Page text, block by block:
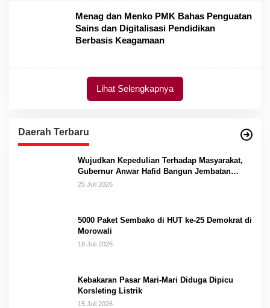
Menag dan Menko PMK Bahas Penguatan
Sains dan Digitalisasi Pendidikan
Berbasis Keagamaan
Lihat Selengkapnya
Daerah Terbaru
Wujudkan Kepedulian Terhadap Masyarakat,
Gubernur Anwar Hafid Bangun Jembatan
Gantung Masungkang dengan Dana Pribadi
25 Juli 2026
5000 Paket Sembako di HUT ke-25 Demokrat di
Morowali
18 Juli 2026
Kebakaran Pasar Mari-Mari Diduga Dipicu
Korsleting Listrik
15 Juli 2026